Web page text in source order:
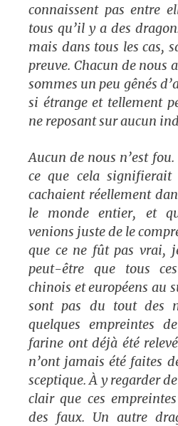
connaissent pas entre
tous qu’il y a des
mais dans tous les cas,
preuve. Chacun de nous
sommes un peu gênés
si étrange et tellement
ne reposant sur aucun
Aucun de nous n’est
ce que cela signifierait
cachaient réellement
le monde entier, et
venions juste de le
que ce ne fût pas vrai,
peut-être que tous
chinois et européens au
sont pas du tout des
quelques empreintes
farine ont déjà été
n’ont jamais été faites
sceptique. À y regarder
clair que ces
des faux. Un autre